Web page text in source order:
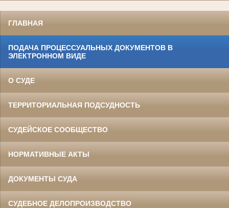
ГЛАВНАЯ
ПОДАЧА ПРОЦЕССУАЛЬНЫХ ДОКУМЕНТОВ В
ЭЛЕКТРОННОМ ВИДЕ
О СУДЕ
ТЕРРИТОРИАЛЬНАЯ ПОДСУДНОСТЬ
СУДЕЙСКОЕ СООБЩЕСТВО
НОРМАТИВНЫЕ АКТЫ
ДОКУМЕНТЫ СУДА
СУДЕБНОЕ ДЕЛОПРОИЗВОДСТВО